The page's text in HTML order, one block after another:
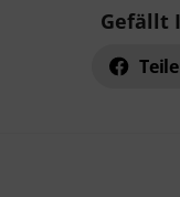
Gefällt